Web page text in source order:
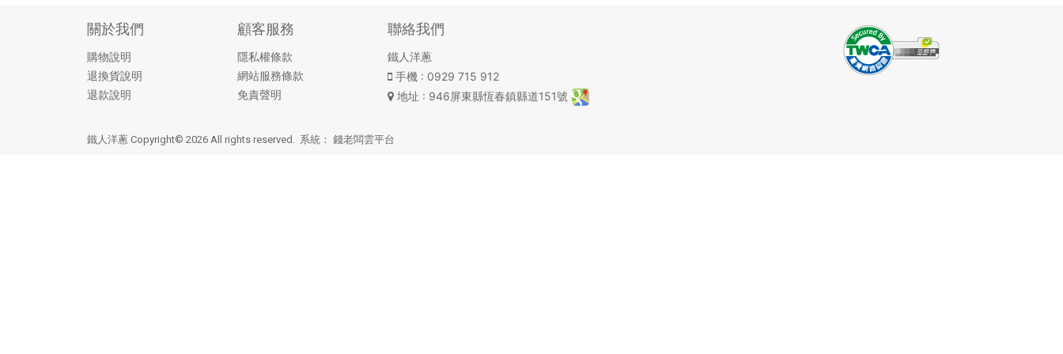
關於我們
購物說明
退換貨說明
退款說明
顧客服務
隱私權條款
網站服務條款
免責聲明
聯絡我們
鐵人洋蔥
手機 : 0929 715 912
地址 : 946屏東縣恆春鎮縣道151號
鐵人洋蔥 Copyright© 2026 All rights reserved. 系統： 錢老闆雲平台